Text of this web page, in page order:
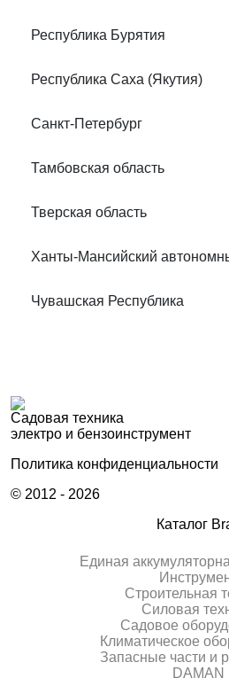
Республика Бурятия
Республика Саха (Якутия)
Санкт-Петербург
Тамбовская область
Тверская область
Ханты-Мансийский
Чувашская Республика
Садовая техника
электро и бензоинструмент
Политика конфиденциальности
© 2012 - 2026
Каталог
Единая
Строительная
Силовая
Садовое
Климатическое
Запасные части и
DAMAN